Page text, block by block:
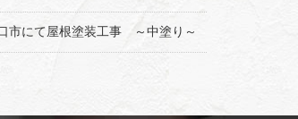
市にて屋根塗装工事 ～中塗り～